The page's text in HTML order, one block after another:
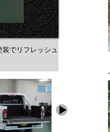
でリフレッシュ